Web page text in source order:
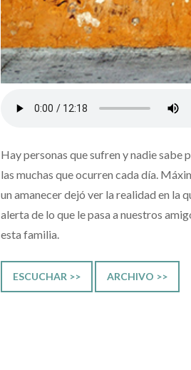
Hay personas que sufren y nadie sabe
las muchas que ocurren cada día.
un amanecer dejó ver la realidad en la
alerta de lo que le pasa a nuestros
esta familia.
ESCUCHAR >> ARCHIVO >>